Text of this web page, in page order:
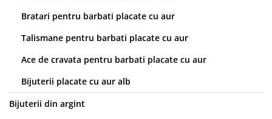
Bratari pentru barbati placate cu aur
Talismane pentru barbati placate cu aur
Ace de cravata pentru barbati placate cu aur
Bijuterii placate cu aur alb
Bijuterii din argint